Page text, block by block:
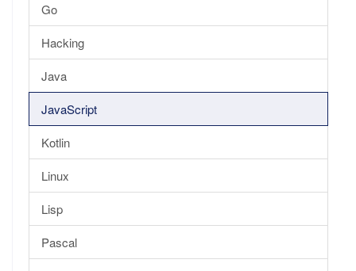
Go
Hacking
Java
JavaScript
Kotlin
Linux
Lisp
Pascal